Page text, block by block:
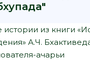
из книги
А.Ч.
ачарьи